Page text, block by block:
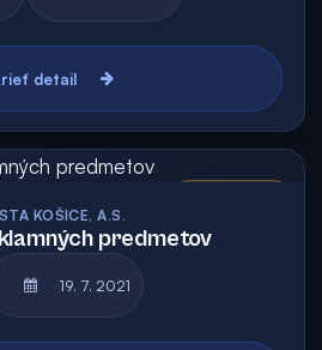
detail
KOŠICE, A.S.
predmetov
19. 7. 2021